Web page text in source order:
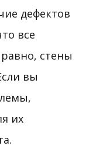
дефектов
все
стены
вы
их